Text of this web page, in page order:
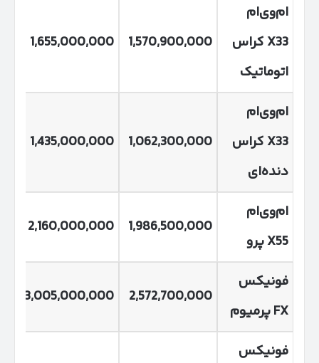
ام‌وی‌ام
X33 کراس
اتوماتیک
1,570,900,000
1,655,000,000
ام‌وی‌ام
X33 کراس
دنده‌ای
1,062,300,000
1,435,000,000
ام‌وی‌ام
X55پرو
1,986,500,000
2,160,000,000
فونیکس
FXپرمیوم
2,572,700,000
3,005,000,000
فونیکس